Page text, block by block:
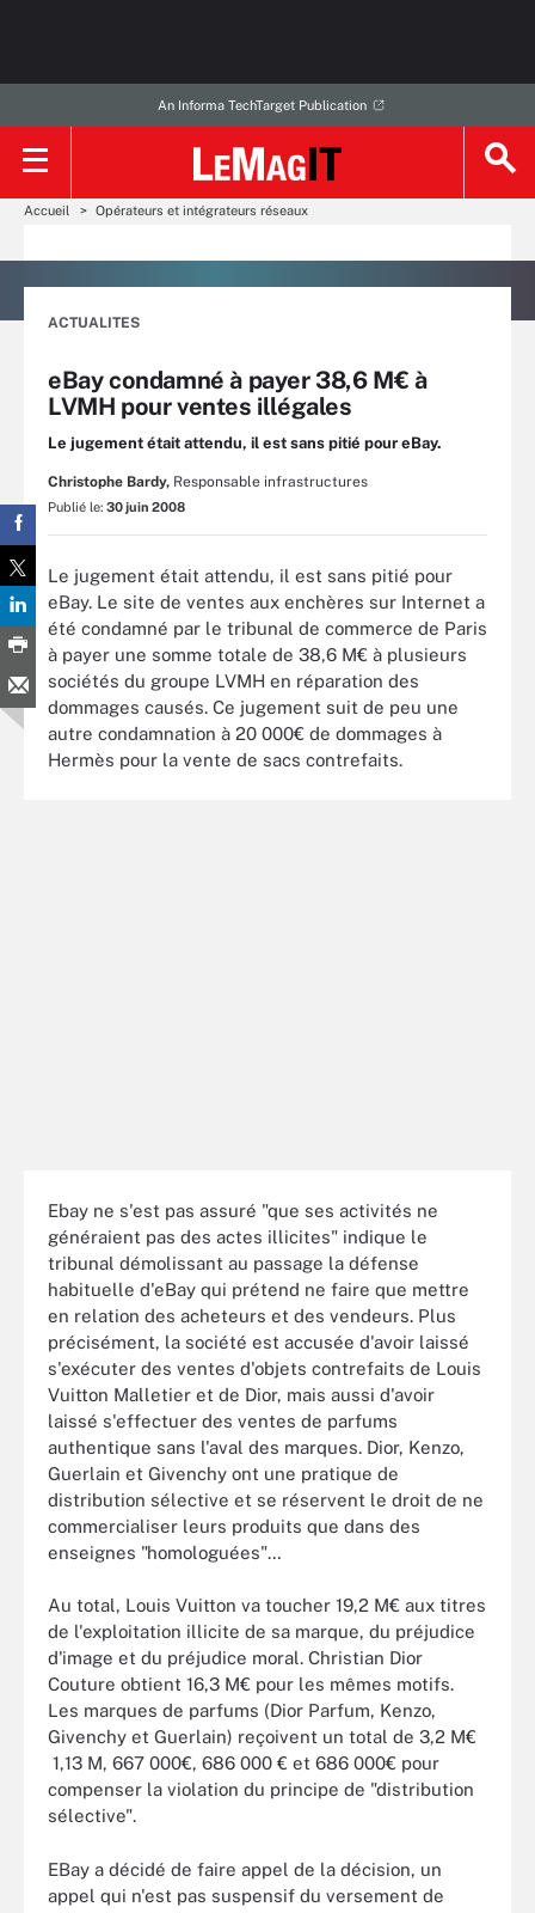
An Informa TechTarget Publication
Accueil Opérateurs et intégrateurs réseaux
ACTUALITES
eBay condamné à payer 38,6 M€ à
LVMH pour ventes illégales
Le jugement était attendu, il est sans pitié pour eBay.
Christophe Bardy, Responsable infrastructures
Publié le: 30 juin 2008
Le jugement était attendu, il est sans pitié pour
eBay. Le site de ventes aux enchères sur Internet a
été condamné par le tribunal de commerce de Paris
à payer une somme totale de 38,6 M€ à plusieurs
sociétés du groupe LVMH en réparation des
dommages causés. Ce jugement suit de peu une
autre condamnation à 20 000€ de dommages à
Hermès pour la vente de sacs contrefaits.
Ebay ne s'est pas assuré "que ses activités ne
généraient pas des actes illicites" indique le
tribunal démolissant au passage la défense
habituelle d'eBay qui prétend ne faire que mettre
en relation des acheteurs et des vendeurs. Plus
précisément, la société est accusée d'avoir laissé
s'exécuter des ventes d'objets contrefaits de Louis
Vuitton Malletier et de Dior, mais aussi d'avoir
laissé s'effectuer des ventes de parfums
authentique sans l'aval des marques. Dior, Kenzo,
Guerlain et Givenchy ont une pratique de
distribution sélective et se réservent le droit de ne
commercialiser leurs produits que dans des
enseignes "homologuées"…
Au total, Louis Vuitton va toucher 19,2 M€ aux titres
de l'exploitation illicite de sa marque, du préjudice
d'image et du préjudice moral. Christian Dior
Couture obtient 16,3 M€ pour les mêmes motifs.
Les marques de parfums (Dior Parfum, Kenzo,
Givenchy et Guerlain) reçoivent un total de 3,2 M€
1,13 M, 667 000€, 686 000 € et 686 000€ pour
compenser la violation du principe de "distribution
sélective".
EBay a décidé de faire appel de la décision, un
appel qui n'est pas suspensif du versement de